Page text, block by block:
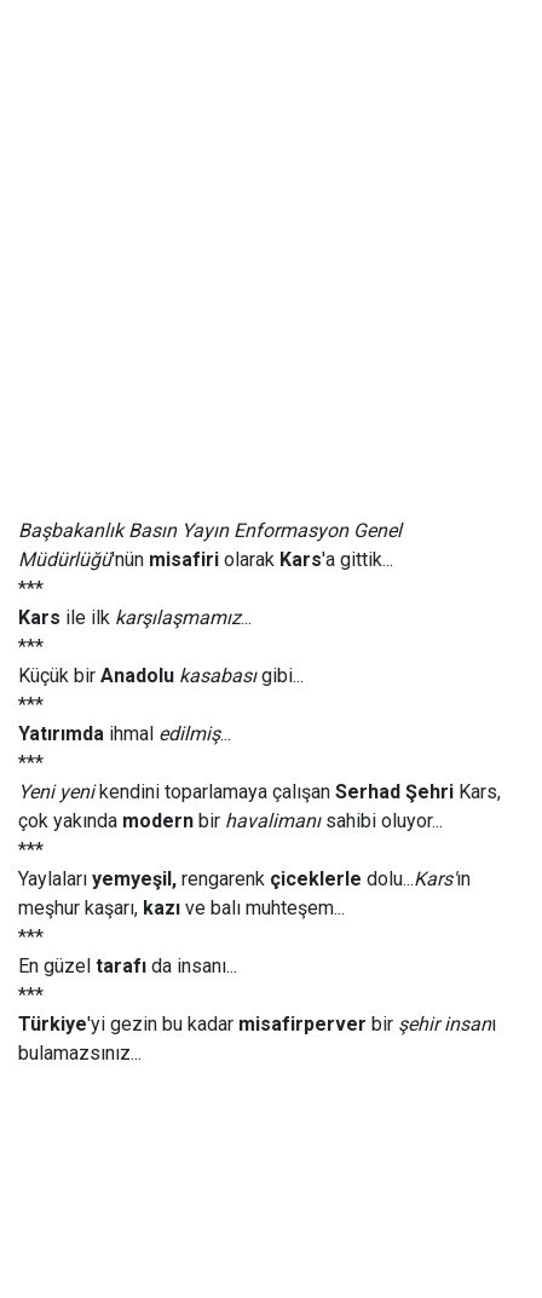
Başbakanlık Basın Yayın Enformasyon Genel
Müdürlüğü'nün misafiri olarak Kars'a gittik...
***
Kars ile ilk karşılaşmamız...
***
Küçük bir Anadolu kasabası gibi...
***
Yatırımda ihmal edilmiş...
***
Yeni yeni kendini toparlamaya çalışan Serhad Şehri Kars,
çok yakında modern bir havalimanı sahibi oluyor...
***
Yaylaları yemyeşil, rengarenk çiceklerle dolu...Kars'ın
meşhur kaşarı, kazı ve balı muhteşem...
***
En güzel tarafı da insanı...
***
Türkiye'yi gezin bu kadar misafirperver bir şehir insanı
bulamazsınız...